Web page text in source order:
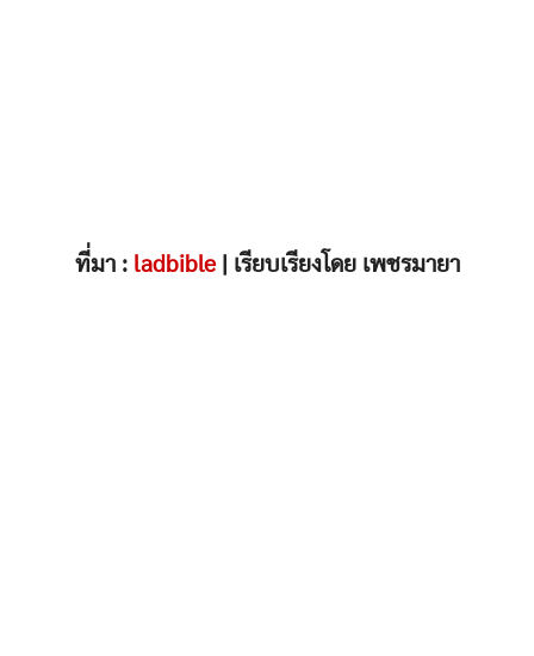
ที่มา : ladbible| เรียบเรียงโดย เพชรมายา